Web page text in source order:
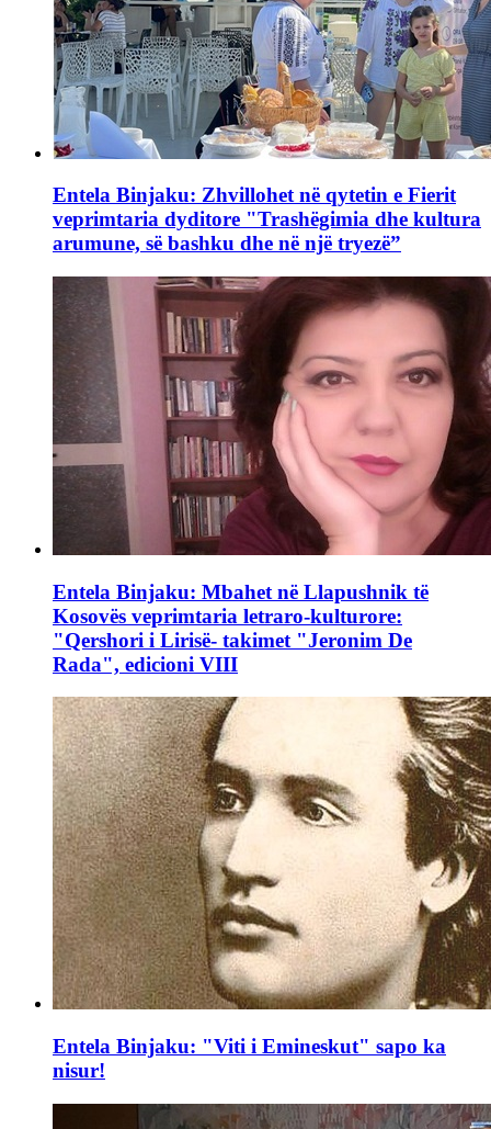
Entela Binjaku: Zhvillohet në qytetin e Fierit
veprimtaria dyditore "Trashëgimia dhe kultura
arumune, së bashku dhe në një tryezë”
Entela Binjaku: Mbahet në Llapushnik të
Kosovës veprimtaria letraro-kulturore:
"Qershori i Lirisë- takimet "Jeronim De
Rada", edicioni VIII
Entela Binjaku: "Viti i Emineskut" sapo ka
nisur!